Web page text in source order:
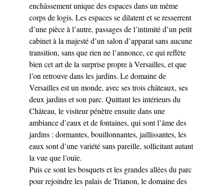
enchâssement unique des espaces dans un même
corps de logis. Les espaces se dilatent et se resserrent
d’une pièce à l’autre, passages de l’intimité d’un petit
cabinet à la majesté d’un salon d’apparat sans aucune
transition, sans que rien ne l’annonce, ce qui reflète
bien cet art de la surprise propre à Versailles, et que
l’on retrouve dans les jardins. Le domaine de
Versailles est un monde, avec ses trois châteaux, ses
deux jardins et son parc. Quittant les intérieurs du
Château, le visiteur pénètre ensuite dans une
ambiance d’eaux et de fontaines, qui sont l’âme des
jardins : dormantes, bouillonnantes, jaillissantes, les
eaux sont d’une variété sans pareille, sollicitant autant
la vue que l’ouïe.
Puis ce sont les bosquets et les grandes allées du parc
pour rejoindre les palais de Trianon, le domaine des